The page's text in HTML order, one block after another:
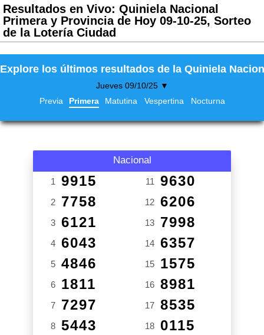
Resultados en Vivo: Quiniela Nacional
Primera y Provincia de Hoy 09-10-25, Sorteo
de la Lotería Ciudad
Explore los últimos resultados de la Quiniela
Jueves 09/10/25 ▼
Previa
Primera Matutina Vespertina Nocturna
Nacional
1 9915
2 7758
3 6121
4 6043
5 4846
6 1811
7 7297
8 5443
11 9630
12 6206
13 7998
14 6357
15 1575
16 8981
17 8535
18 0115